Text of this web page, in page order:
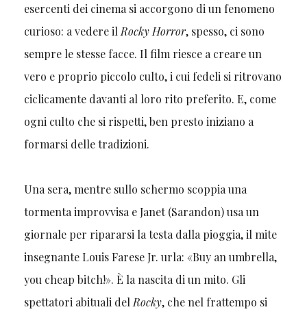
esercenti dei cinema si accorgono di un fenomeno
curioso: a vedere il Rocky Horror, spesso, ci sono
sempre le stesse facce. Il film riesce a creare un
vero e proprio piccolo culto, i cui fedeli si ritrovano
ciclicamente davanti al loro rito preferito. E, come
ogni culto che si rispetti, ben presto iniziano a
formarsi delle tradizioni.
Una sera, mentre sullo schermo scoppia una
tormenta improvvisa e Janet (Sarandon) usa un
giornale per ripararsi la testa dalla pioggia, il mite
insegnante Louis Farese Jr. urla: «Buy an umbrella,
you cheap bitch!». È la nascita di un mito. Gli
spettatori abituali del Rocky, che nel frattempo si